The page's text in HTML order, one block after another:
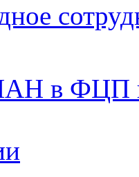
в ФЦП